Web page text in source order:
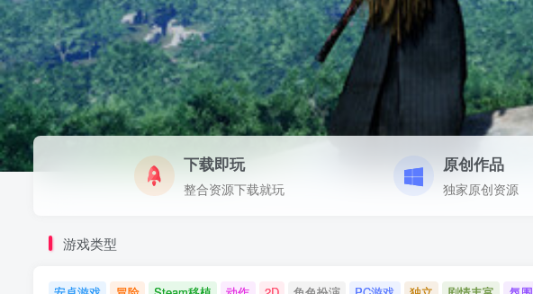
下载即玩
整合资源下载就玩
原创作品
独家原创资源
游戏类型